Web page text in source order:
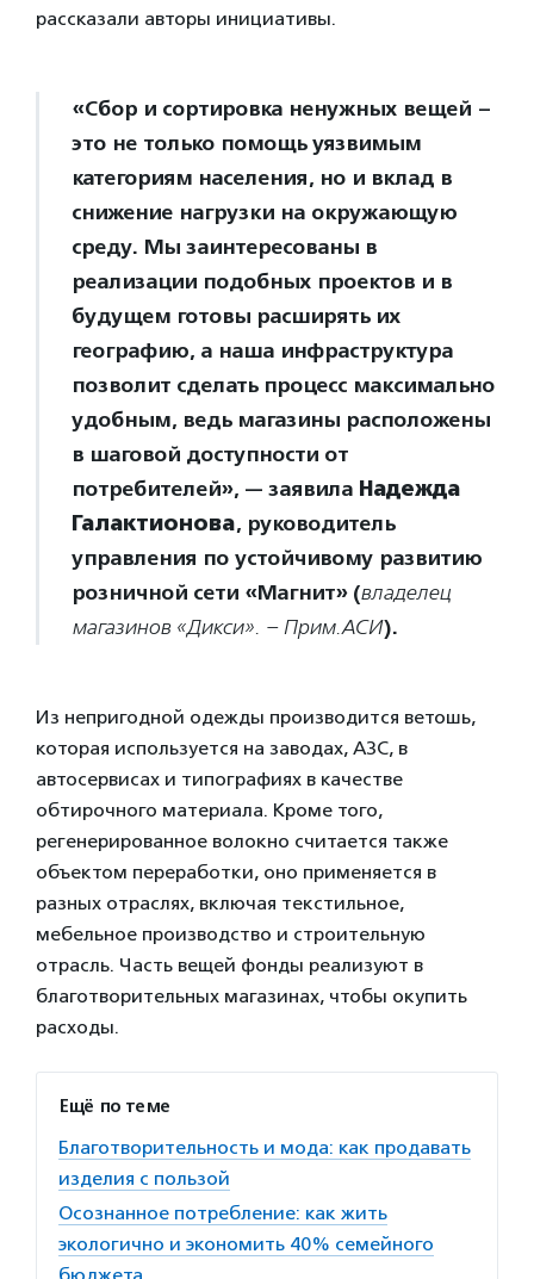
рассказали авторы инициативы.
«Сбор и сортировка ненужных вещей –
это не только помощь уязвимым
категориям населения, но и вклад в
снижение нагрузки на окружающую
среду. Мы заинтересованы в
реализации подобных проектов и в
будущем готовы расширять их
географию, а наша инфраструктура
позволит сделать процесс максимально
удобным, ведь магазины расположены
в шаговой доступности от
потребителей», — заявила Надежда
Галактионова, руководитель
управления по устойчивому развитию
розничной сети «Магнит» (владелец
магазинов «Дикси». – Прим.АСИ).
Из непригодной одежды производится ветошь,
которая используется на заводах, АЗС, в
автосервисах и типографиях в качестве
обтирочного материала. Кроме того,
регенерированное волокно считается также
объектом переработки, оно применяется в
разных отраслях, включая текстильное,
мебельное производство и строительную
отрасль. Часть вещей фонды реализуют в
благотворительных магазинах, чтобы окупить
расходы.
Ещё по теме
Благотворительность и мода: как продавать
изделия с пользой
Осознанное потребление: как жить
экологично и экономить 40% семейного